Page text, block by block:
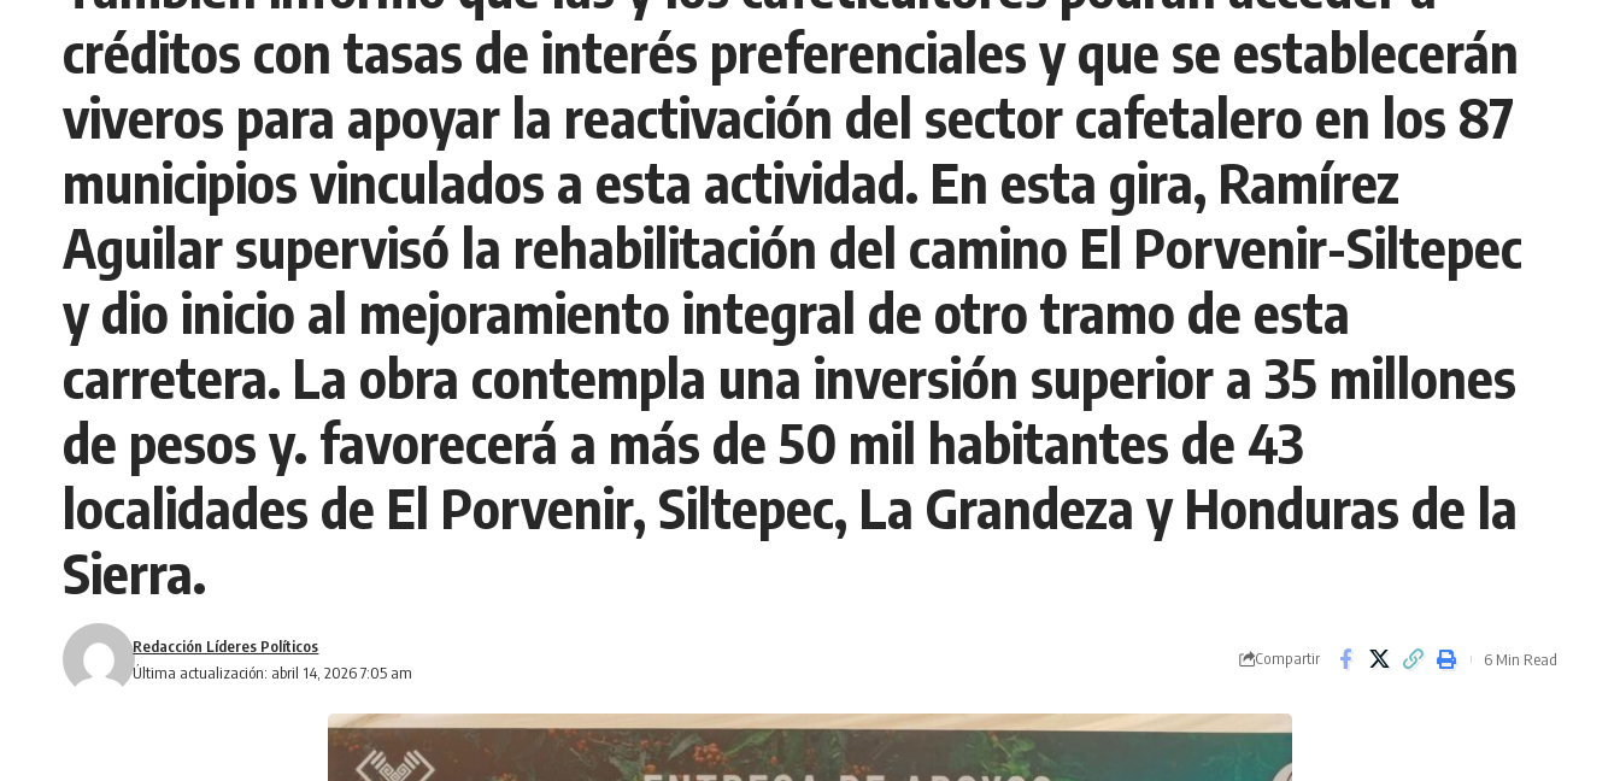
créditos con tasas de interés preferenciales y que se establecerán
viveros para apoyar la reactivación del sector cafetalero en los 87
municipios vinculados a esta actividad. En esta gira, Ramírez
Aguilar supervisó la rehabilitación del camino El Porvenir-Siltepec
y dio inicio al mejoramiento integral de otro tramo de esta
carretera. La obra contempla una inversión superior a 35 millones
de pesos y. favorecerá a más de 50 mil habitantes de 43
localidades de El Porvenir, Siltepec, La Grandeza y Honduras de la
Sierra.
Última actualización: abril 14, 2026 7:05 am
Redacción Líderes Políticos
Compartir 6 Min Read